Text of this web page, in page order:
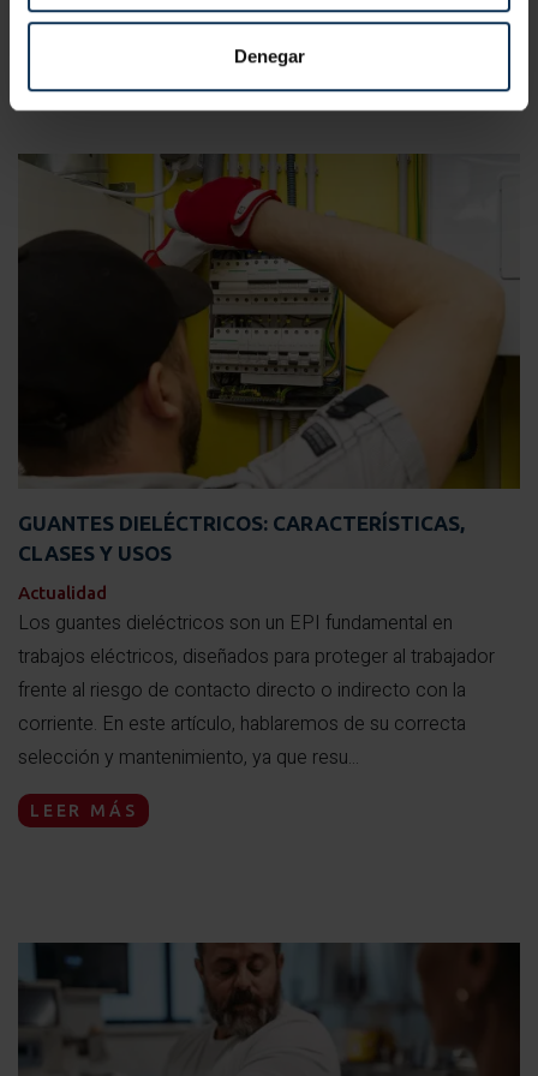
Denegar
LEER MÁS
GUANTES DIELÉCTRICOS: CARACTERÍSTICAS,
CLASES Y USOS
Actualidad
Los guantes dieléctricos son un EPI fundamental en
trabajos eléctricos, diseñados para proteger al trabajador
frente al riesgo de contacto directo o indirecto con la
corriente. En este artículo, hablaremos de su correcta
selección y mantenimiento, ya que resu...
LEER MÁS